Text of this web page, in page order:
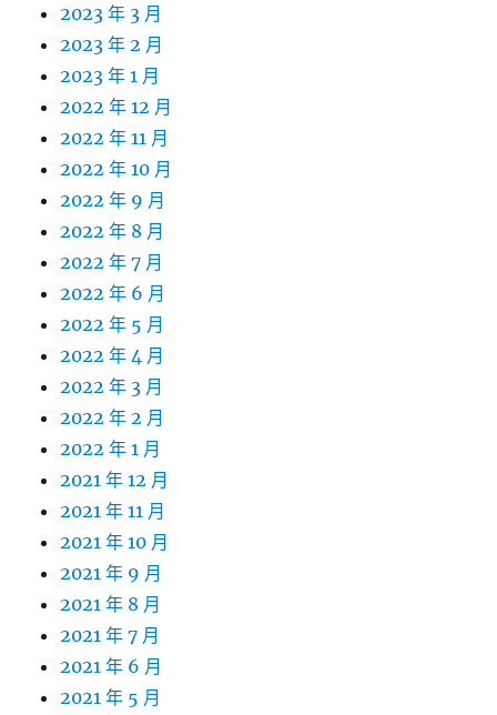
2023 年 3 月
2023 年 2 月
2023 年 1 月
2022 年 12 月
2022 年 11 月
2022 年 10 月
2022 年 9 月
2022 年 8 月
2022 年 7 月
2022 年 6 月
2022 年 5 月
2022 年 4 月
2022 年 3 月
2022 年 2 月
2022 年 1 月
2021 年 12 月
2021 年 11 月
2021 年 10 月
2021 年 9 月
2021 年 8 月
2021 年 7 月
2021 年 6 月
2021 年 5 月